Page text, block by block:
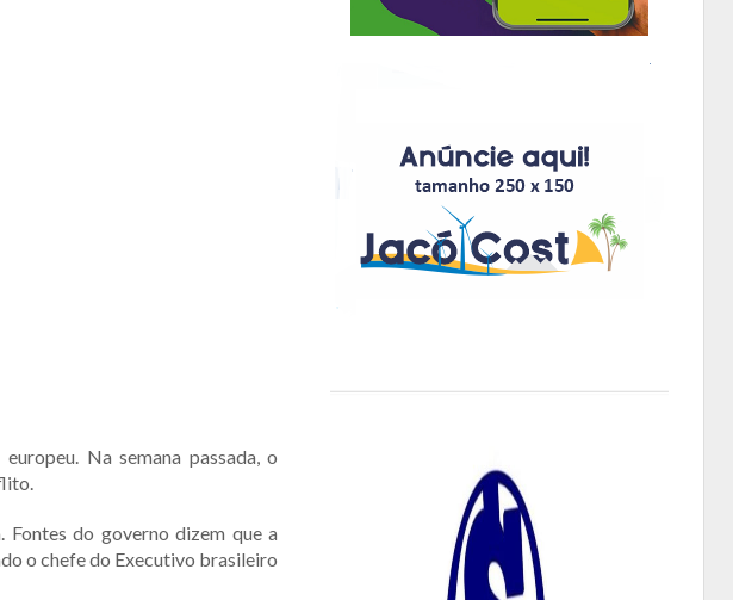
Na semana passada, o
do governo dizem que a
o chefe do Executivo brasileiro